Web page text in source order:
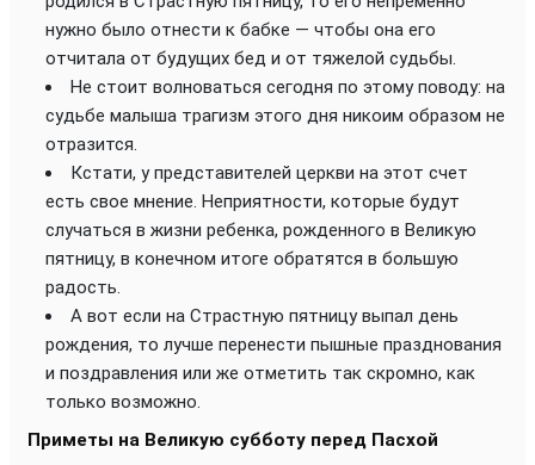
нужно было отнести к бабке — чтобы она его
отчитала от будущих бед и от тяжелой судьбы.
Не стоит волноваться сегодня по этому поводу: на
судьбе малыша трагизм этого дня никоим образом не
отразится.
Кстати, у представителей церкви на этот счет
есть свое мнение. Неприятности, которые будут
случаться в жизни ребенка, рожденного в Великую
пятницу, в конечном итоге обратятся в большую
радость.
А вот если на Страстную пятницу выпал день
рождения, то лучше перенести пышные празднования
и поздравления или же отметить так скромно, как
только возможно.
Приметы на Великую субботу перед Пасхой